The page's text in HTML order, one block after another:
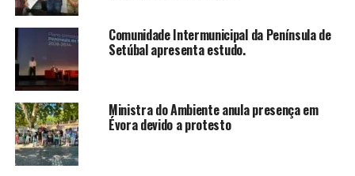
Comunidade Intermunicipal da Península de
Setúbal apresenta estudo.
Ministra do Ambiente anula presença em
Évora devido a protesto